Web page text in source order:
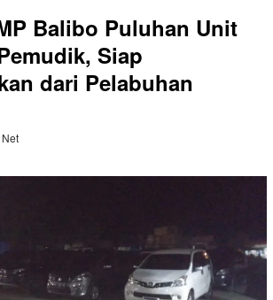
Balibo Puluhan Unit
Siap
dari Pelabuhan